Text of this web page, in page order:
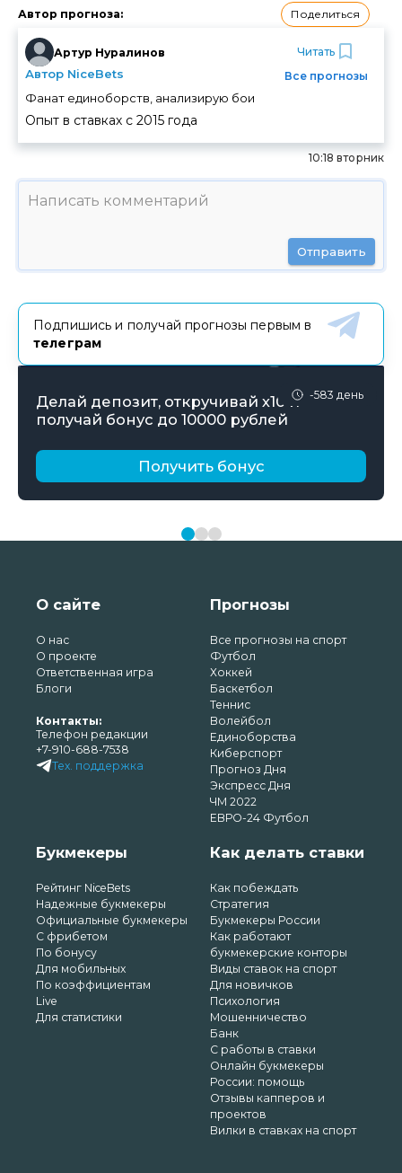
Автор прогноза: Поделиться
Артур Нуралинов
Автор NiceBets
Читать
Все прогнозы
Фанат единоборств, анализирую бои
Опыт в ставках с 2015 года
10:18 вторник
Отправить
Подпишись и получай прогнозы первым в
телеграм
-583 день
Делай депозит, откручивай х10 и
получай бонус до 10000 рублей
Получить бонус
О сайте
О нас
О проекте
Ответственная игра
Блоги
Контакты:
Телефон редакции
+7-910-688-7538
Тех. поддержка
Прогнозы
Все прогнозы на спорт
Футбол
Хоккей
Баскетбол
Теннис
Волейбол
Единоборства
Киберспорт
Прогноз Дня
Экспресс Дня
ЧМ 2022
ЕВРО-24 Футбол
Букмекеры
Рейтинг NiceBets
Надежные букмекеры
Официальные букмекеры
С фрибетом
По бонусу
Для мобильных
По коэффициентам
Live
Для статистики
Как делать ставки
Как побеждать
Стратегия
Букмекеры России
Как работают
букмекерские конторы
Виды ставок на спорт
Для новичков
Психология
Мошенничество
Банк
С работы в ставки
Онлайн букмекеры
России: помощь
Отзывы капперов и
проектов
Вилки в ставках на спорт